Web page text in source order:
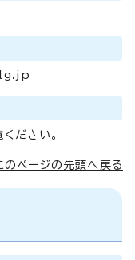
ださい。
のページの先頭へ戻る